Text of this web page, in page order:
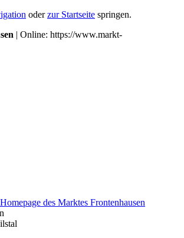
oderzur Startseite springen.
| Online: https://www.markt-